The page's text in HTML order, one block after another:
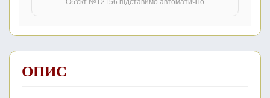
Об'єкт №12156 підставимо автоматично
ОПИС